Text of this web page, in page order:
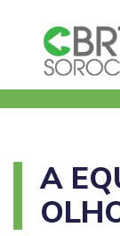
A